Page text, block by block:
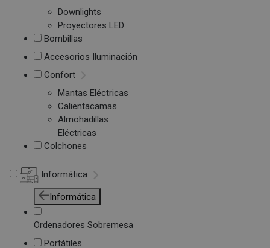
Downlights
Proyectores LED
Bombillas
Accesorios Iluminación
Confort
Mantas Eléctricas
Calientacamas
Almohadillas
Eléctricas
Colchones
Informática
Informática
Ordenadores Sobremesa
Portátiles